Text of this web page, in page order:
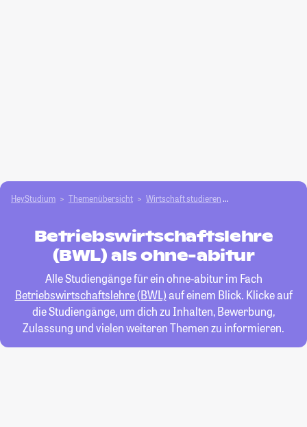
HeyStudium Themenübersicht Wirtschaft studieren
Betriebswirtschaftslehre
(BWL) als ohne-abitur
Alle Studiengänge für ein ohne-abitur im Fach
Betriebswirtschaftslehre (BWL)auf einem Blick. Klicke auf
die Studiengänge, um dich zu Inhalten, Bewerbung,
Zulassung und vielen weiteren Themen zu informieren.